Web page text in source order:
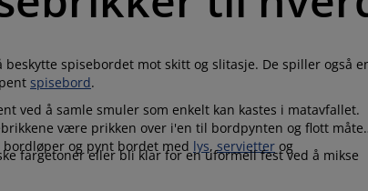
spisebordet mot skitt og slitasje. De spiller også
spisebord.
ved å samle smuler som enkelt kan kastes i matavfallet.
være prikken over i'en til bordpynten og flott måte
og pynt bordet med lys,servietter og
fargetoner eller bli klar for en uformell fest ved å mikse